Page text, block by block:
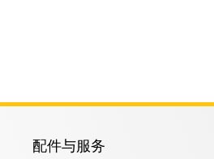
配件与服务